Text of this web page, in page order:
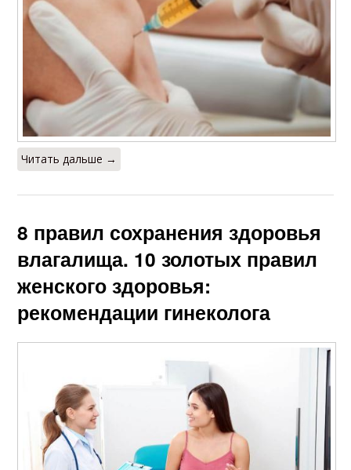
Читать дальше →
8 правил сохранения здоровья
влагалища. 10 золотых правил
женского здоровья:
рекомендации гинеколога